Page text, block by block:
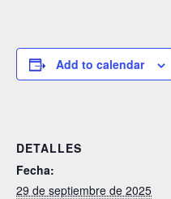
Add to calendar
DETALLES
Fecha:
29 de septiembre de 2025